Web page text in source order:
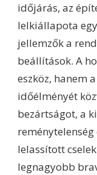
időjárás, az
lelkiállapota
jellemzők a
beállítások. A
eszköz, hanem
időélményét
bezártságot, a
lelassított
legnagyobb